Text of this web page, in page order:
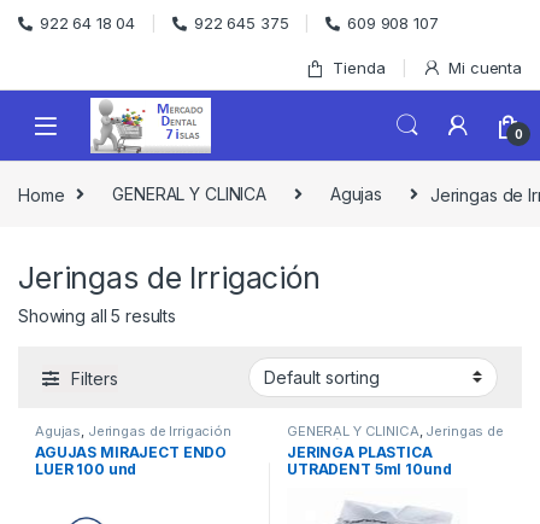
Skip to navigation
Skip to content
922 64 18 04 922 645 375 609 908 107
Tienda Mi cuenta
0
Home GENERAL Y CLINICA Agujas Jeringas de
Jeringas de Irrigación
Showing all 5 results
Filters
Agujas Jeringas de Irrigación
AGUJAS MIRAJECT ENDO
LUER 100 und
GENERAL Y CLINICA Jeringas de
Irrigación
JERINGA PLASTICA
UTRADENT 5ml 10und